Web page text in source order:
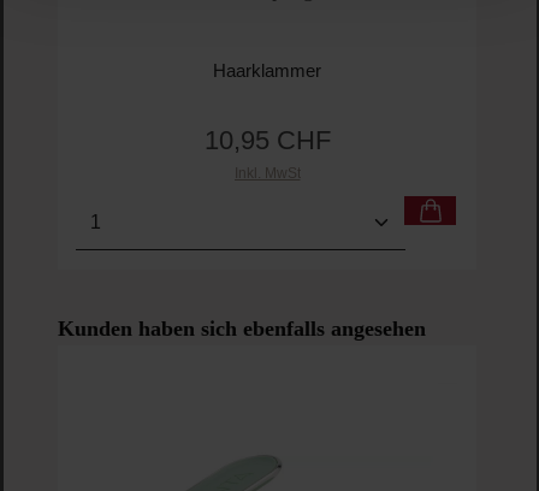
Haarklammer
Regulärer Preis:
10,95 CHF
Inkl. MwSt
Produkt Anzahl: Gib den gewünschten Wert
Produktgalerie überspringen
Kunden haben sich ebenfalls angesehen